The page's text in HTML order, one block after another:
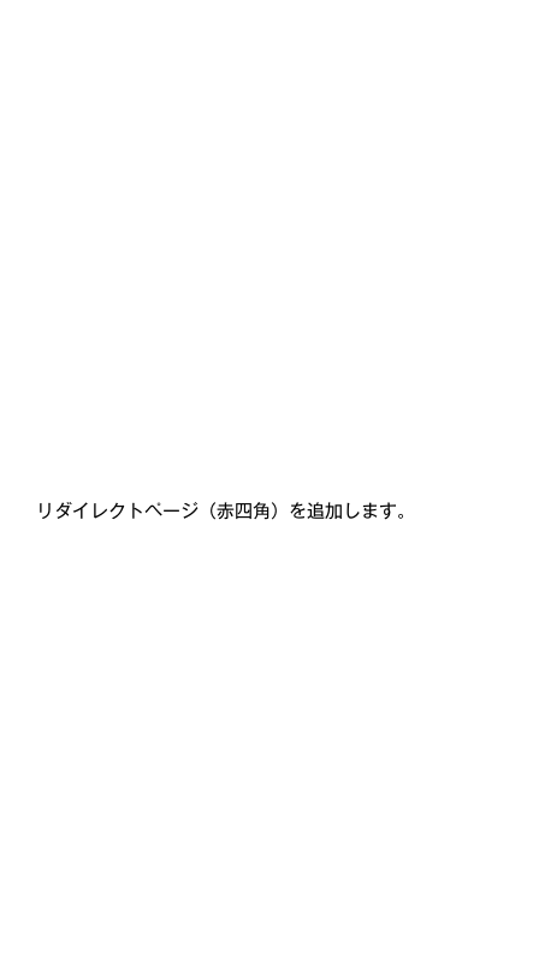
リダイレクトページ（赤四角）を追加します。